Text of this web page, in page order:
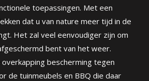
toepassingen. Met een
dat u van nature meer tijd in de
Het zal veel eenvoudiger zijn om
bent van het weer.
bescherming tegen
de tuinmeubels en BBQ die daar